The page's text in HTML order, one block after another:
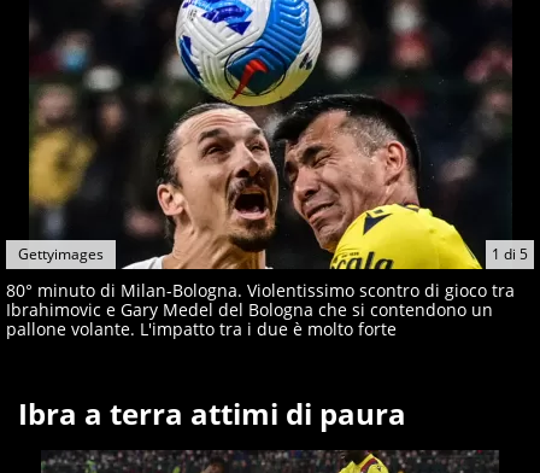
1 di 5
Gettyimages
80° minuto di Milan-Bologna. Violentissimo scontro di gioco tra
Ibrahimovic e Gary Medel del Bologna che si contendono un
pallone volante. L'impatto tra i due è molto forte
Ibra a terra attimi di paura